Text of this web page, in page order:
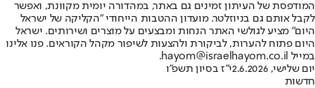
המודפסת של העיתון זמינים גם באתר, במהדורה יומית מקוונת, ואפשר
לקבל אותם גם בניוזלטר. מועדון ההטבות הייחודי "הקליקה של ישראל
היום" מציע לגולשי האתר הנחות ומבצעים על מוצרים ושירותים. ישראל
היום פתוח להערות, לביקורת ולהצעות לשיפור מקהל הקוראים. פנו אלינו
במייל hayom@israelhayom.co.il.
יום שלישי, 2.6.2026
י"ז בסיון תשפ"ו
חדשות